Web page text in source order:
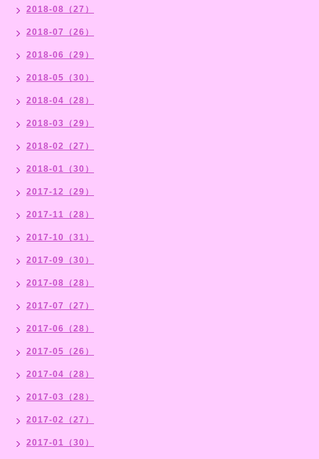
2018-08（27）
2018-07（26）
2018-06（29）
2018-05（30）
2018-04（28）
2018-03（29）
2018-02（27）
2018-01（30）
2017-12（29）
2017-11（28）
2017-10（31）
2017-09（30）
2017-08（28）
2017-07（27）
2017-06（28）
2017-05（26）
2017-04（28）
2017-03（28）
2017-02（27）
2017-01（30）